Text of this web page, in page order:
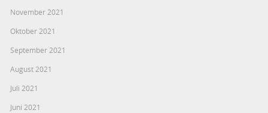
November 2021
Oktober 2021
September 2021
August 2021
Juli 2021
Juni 2021